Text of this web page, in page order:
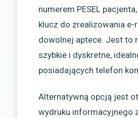
numerem PESEL
klucz do zrealizowania e-
dowolnej aptece. Jest to
szybkie i dyskretne,
posiadających telefon
Alternatywną opcją jest
wydruku informacyjnego